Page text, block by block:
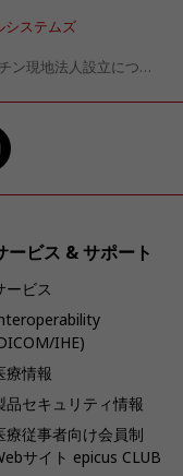
システムズ
キヤノンメディカルシステムズ、アルゼンチン現地法人設立について
ービス & サポート
ービス
IHE)
療情報
品セキュリティ情報
療従事者向け会員制
サイト epicus CLUB